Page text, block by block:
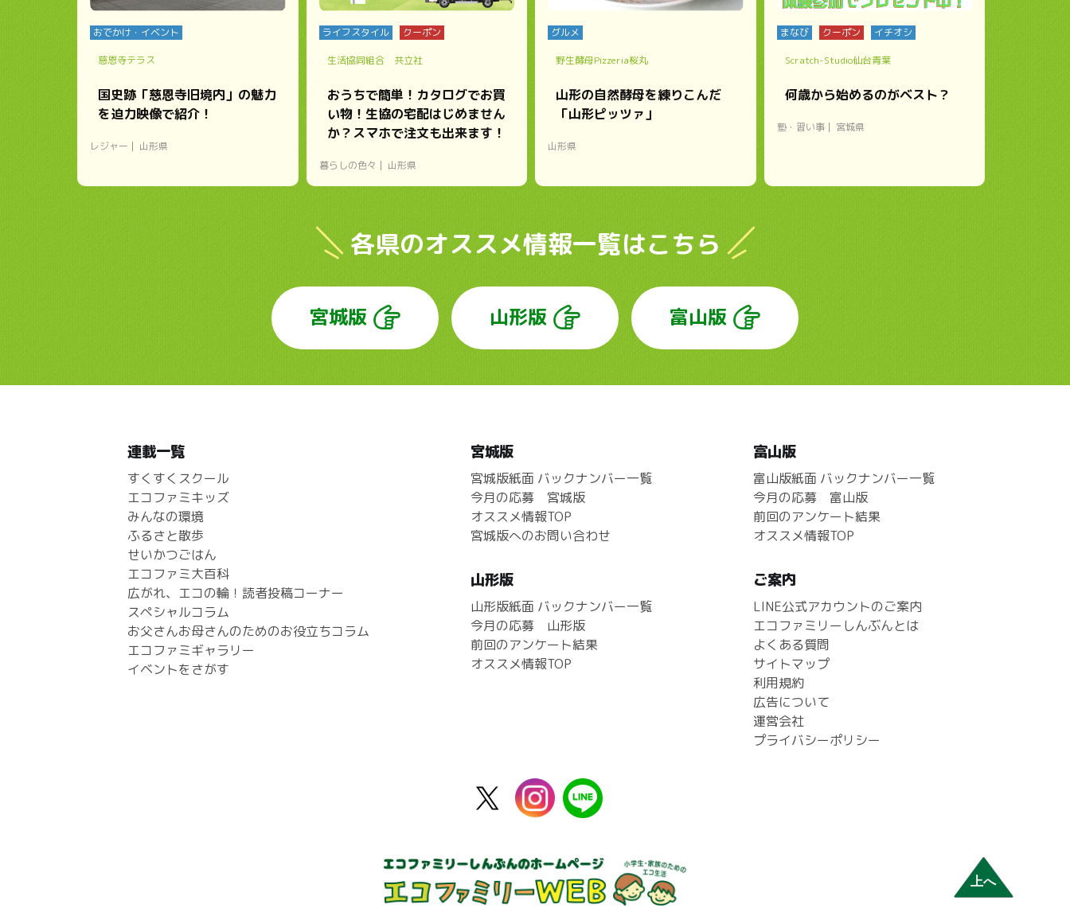
おでかけ・イベント
慈恩寺テラス
国史跡「慈恩寺旧境内」の魅力
を迫力映像で紹介！
レジャー 山形県
ライフスタイル クーポン
生活協同組合 共立社
おうちで簡単！カタログでお買
い物！生協の宅配はじめません
か？スマホで注文も出来ます！
暮らしの色々 山形県
グルメ
野生酵母Pizzeria桜丸
山形の自然酵母を練りこんだ
「山形ピッツァ」
山形県
まなび クーポン イチオシ
Scratch-Studio仙台青葉
何歳から始めるのがベスト？
塾・習い事 宮城県
各県のオススメ情報一覧はこちら
宮城版 山形版 富山版
連載一覧
すくすくスクール
エコファミキッズ
みんなの環境
ふるさと散歩
せいかつごはん
エコファミ大百科
広がれ、エコの輪！読者投稿コーナー
スペシャルコラム
お父さんお母さんのためのお役立ちコラム
エコファミギャラリー
イベントをさがす
宮城版
宮城版紙面 バックナンバー一覧
今月の応募 宮城版
オススメ情報TOP
宮城版へのお問い合わせ
山形版
山形版紙面 バックナンバー一覧
今月の応募 山形版
前回のアンケート結果
オススメ情報TOP
富山版
富山版紙面 バックナンバー一覧
今月の応募 富山版
前回のアンケート結果
オススメ情報TOP
ご案内
LINE公式アカウントのご案内
エコファミリーしんぶんとは
よくある質問
サイトマップ
利用規約
広告について
運営会社
プライバシーポリシー
instagram
上へ